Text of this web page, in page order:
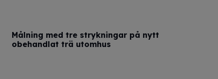
Målning med tre strykningar på nytt
obehandlat trä utomhus